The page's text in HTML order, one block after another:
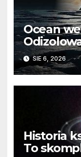
Ocean
barierę
SIE 6, 2026
Historia
To